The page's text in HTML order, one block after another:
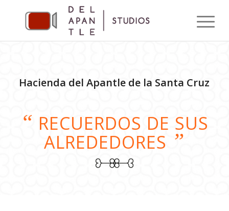
Hacienda del Apantle de la Santa Cruz
“ RECUERDOS DE SUS
ALREDEDORES ”